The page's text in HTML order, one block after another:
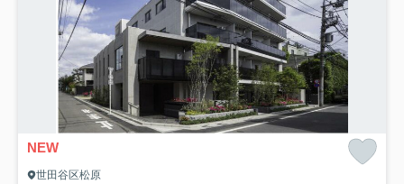
NEW
世田谷区松原